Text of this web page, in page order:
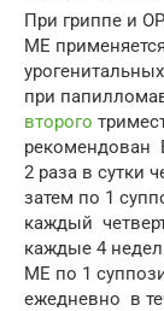
При гриппе и
ME
при
второго
рекомендован
2 раза в сутки
затем по 1
каждый
каждые 4
МЕ по 1
ежедневно в